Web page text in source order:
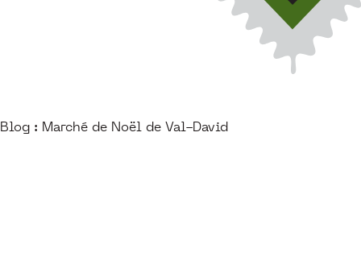
Blog : Marché de Noël de Val-David